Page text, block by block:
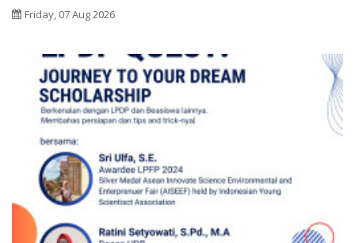
Friday, 07 Aug 2026